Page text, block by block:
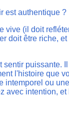
est authentique ?
vive (il doit
doit être riche,
puissante.
l'histoire que
intemporel ou
avec intention,